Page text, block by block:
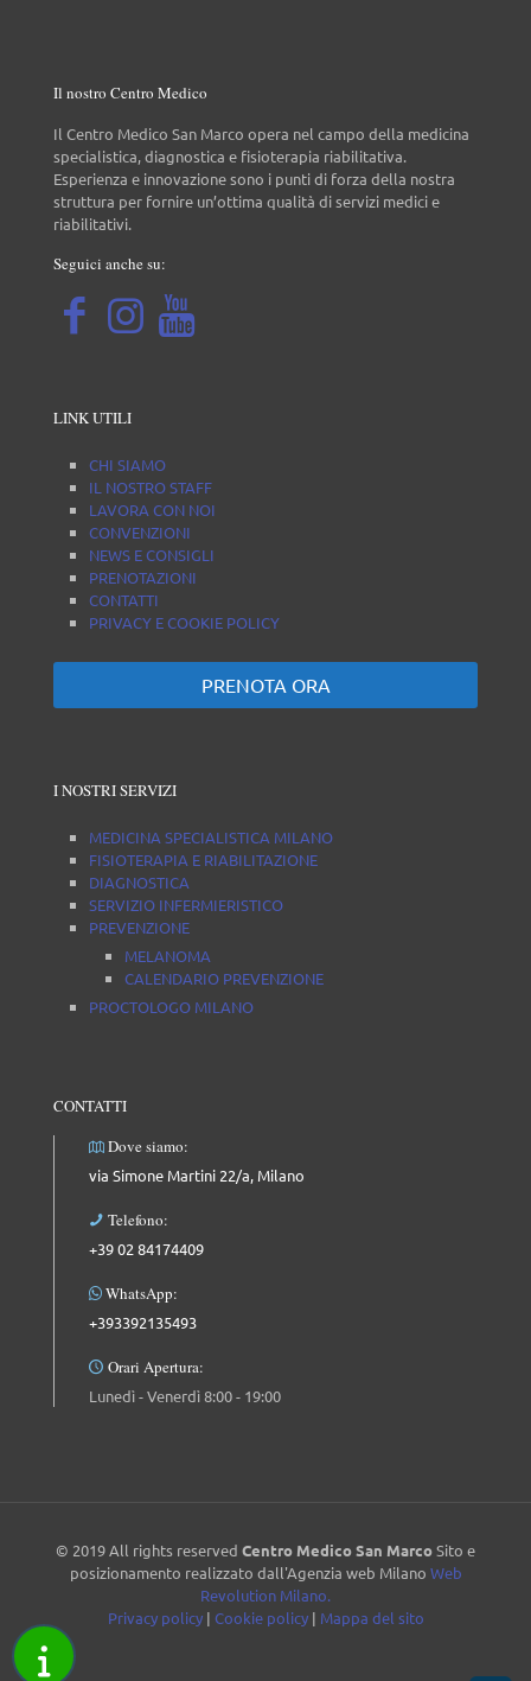
Il nostro Centro Medico
Il Centro Medico San Marco opera nel campo della medicina
specialistica, diagnostica e fisioterapia riabilitativa.
Esperienza e innovazione sono i punti di forza della nostra
struttura per fornire un’ottima qualità di servizi medici e
riabilitativi.
Seguici anche su:
LINK UTILI
CHI SIAMO
IL NOSTRO STAFF
LAVORA CON NOI
CONVENZIONI
NEWS E CONSIGLI
PRENOTAZIONI
CONTATTI
PRIVACY E COOKIE POLICY
PRENOTA ORA
I NOSTRI SERVIZI
MEDICINA SPECIALISTICA MILANO
FISIOTERAPIA E RIABILITAZIONE
DIAGNOSTICA
SERVIZIO INFERMIERISTICO
PREVENZIONE
MELANOMA
CALENDARIO PREVENZIONE
PROCTOLOGO MILANO
CONTATTI
Dove siamo:
via Simone Martini 22/a, Milano
Telefono:
+39 02 84174409
WhatsApp:
+393392135493
Orari Apertura:
Lunedì - Venerdì 8:00 - 19:00
© 2019 All rights reserved Centro Medico San MarcoSito e
posizionamento realizzato dall'Agenzia web Milano Web
Revolution Milano.
Privacy policy| Cookie policy| Mappa del sito